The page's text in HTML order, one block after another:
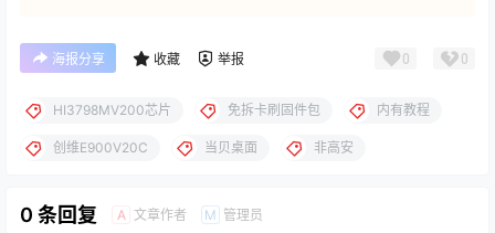
海报分享 收藏 举报 0 0
HI3798MV200芯片 免拆卡刷固件包 内有教程
创维E900V20C 当贝桌面 非高安
0 条回复 A 文章作者 M 管理员